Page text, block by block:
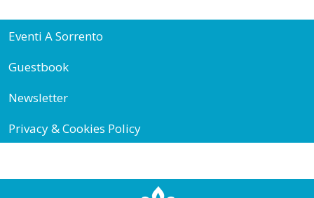
Eventi A Sorrento
Guestbook
Newsletter
Privacy & Cookies Policy